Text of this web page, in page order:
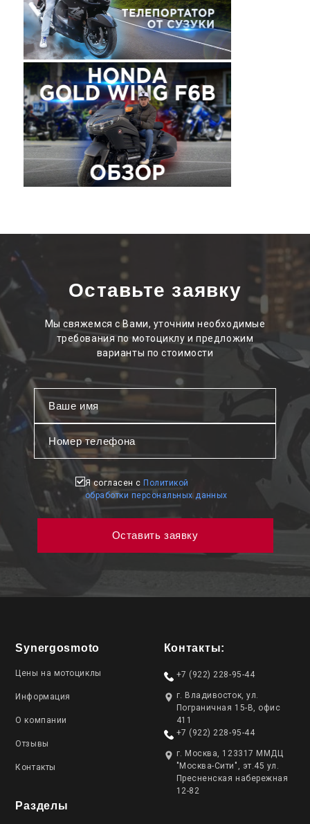
Оставьте заявку
Мы свяжемся с Вами, уточним необходимые
требования по мотоциклу и предложим
варианты по стоимости
Я согласен сПолитикой
обработки персональных данных
Synergosmoto
Цены на мотоциклы
Информация
О компании
Отзывы
Контакты
Разделы
Контакты:
+7 (922) 228-95-44
г. Владивосток, ул.
Пограничная 15-В, офис
411
+7 (922) 228-95-44
г. Москва, 123317 ММДЦ
"Москва-Сити", эт.45 ул.
Пресненская набережная
12-82